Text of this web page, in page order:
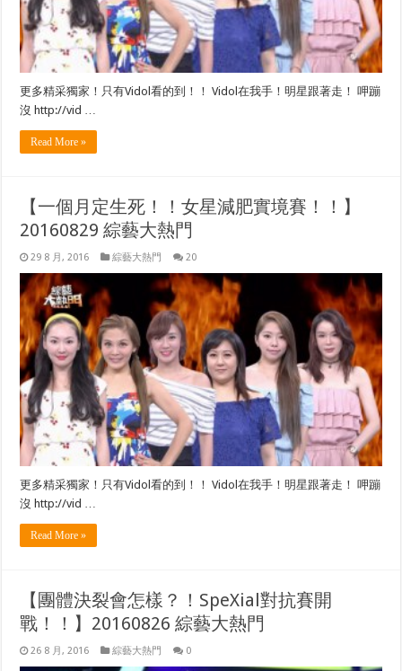
更多精采獨家！只有Vidol看的到！！ Vidol在我手！明星跟著走！ 呷蹦
沒 http://vid …
Read More »
【一個月定生死！！女星減肥實境賽！！】
20160829 綜藝大熱門
29 8 月, 2016 綜藝大熱門 20
更多精采獨家！只有Vidol看的到！！ Vidol在我手！明星跟著走！ 呷蹦
沒 http://vid …
Read More »
【團體決裂會怎樣？！SpeXial對抗賽開
戰！！】20160826 綜藝大熱門
26 8 月, 2016 綜藝大熱門 0